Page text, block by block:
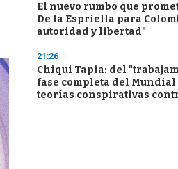
El nuevo rumbo que
De la Espriella para
autoridad y libertad"
21:26
Chiqui Tapia: del
fase completa del Mundial
teorías conspirativas